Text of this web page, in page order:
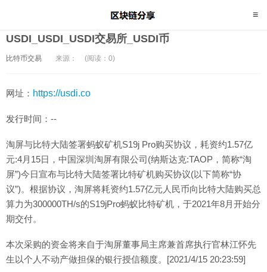
USDI_USDI_USDI交易所_USDI币
比特币交易 来源： (阅读：0)
网址： https://usdi.co
发行时间：--
淘屏与比特大陆签署蚂蚁矿机S19j Pro购买协议，耗资约1.57亿
元:4月15日，中国深圳淘屏有限公司(纳斯达克:TAOP，简称“淘
屏”)今日宣布与比特大陆签署比特矿机购买协议(以下简称“协
议”)。根据协议，淘屏将耗资约1.57亿元人民币向比特大陆购买总
算力为300000TH/s的S19jPro蚂蚁比特矿机，于2021年8月开始分
期交付。
本次采购的资金将来自于淘屏董事局主席兼首席执行官林江怀先
生以个人不动产做担保的银行授信额度。[2021/4/15 20:23:59]